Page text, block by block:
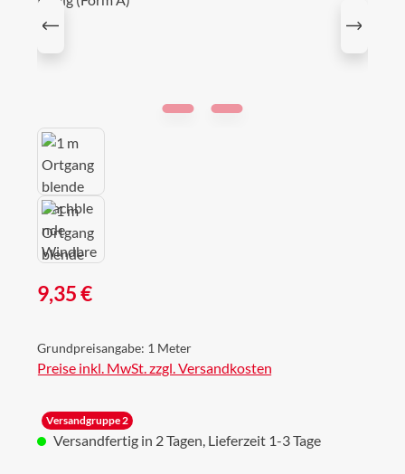
Regulärer Preis:
9,35 €
Grundpreisangabe: 1 Meter
Preise inkl. MwSt. zzgl. Versandkosten
Versandgruppe 2
Versandfertig in 2 Tagen, Lieferzeit 1-3 Tage